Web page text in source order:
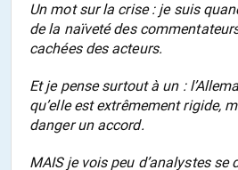
Un mot sur la crise : je suis
de la naïveté des
cachées des acteurs.
Et je pense surtout à un :
qu’elle est extrêmement rigide,
danger un accord.
MAIS je vois peu d’analystes se